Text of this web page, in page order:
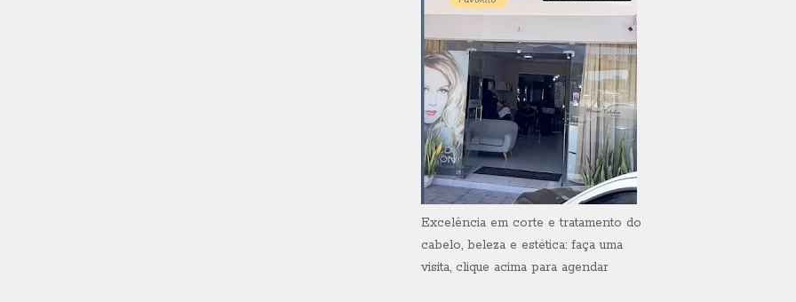
Excelência em corte e tratamento do
cabelo, beleza e estética: faça uma
visita, clique acima para agendar